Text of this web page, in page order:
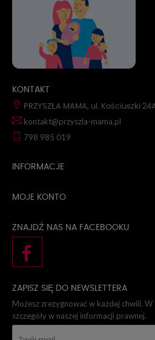
KONTAKT
PRZYSZŁA MAMA, ul. Kościuszki
kontakt@przyszla-mama.pl
798 985 019
INFORMACJE
MOJE KONTO
ZNAJDŹ NAS NA FACEBOOKU
ZAPISZ SIĘ DO NEWSLETTERA
Możesz zrezygnować w każdej chwili.
szczegóły w naszej informacji prawnej.